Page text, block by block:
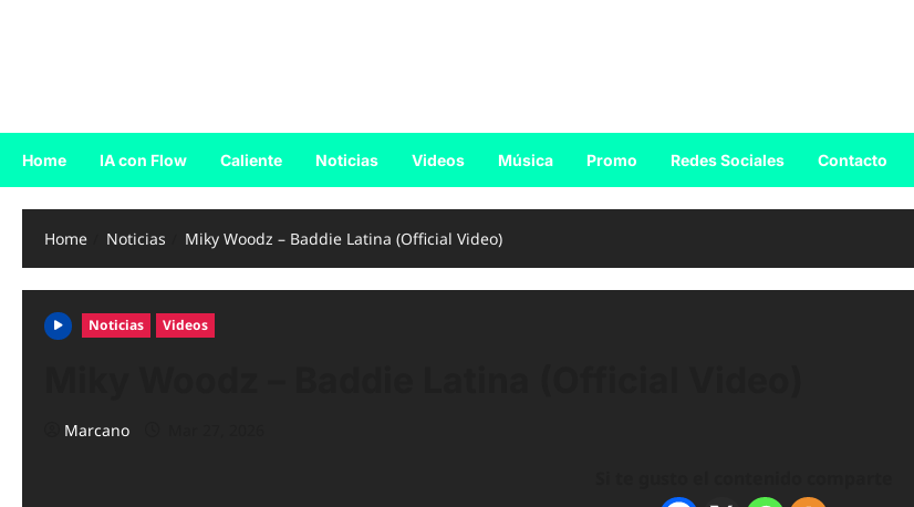
Home IA con Flow Caliente Noticias Videos Música Promo Redes Sociales Contacto
Home Noticias Miky Woodz – Baddie Latina (Official Video)
Noticias Videos
Marcano